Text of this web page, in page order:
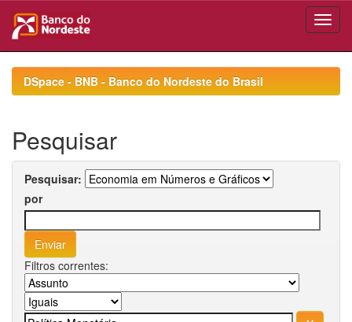
navigationDSpace - BNB - Banco do Nordeste do Brasil
Pesquisar
Pesquisar:
por
Filtros correntes: